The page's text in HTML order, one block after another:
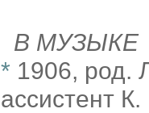
В МУЗЫКЕ
* 1906, род.
ассистент